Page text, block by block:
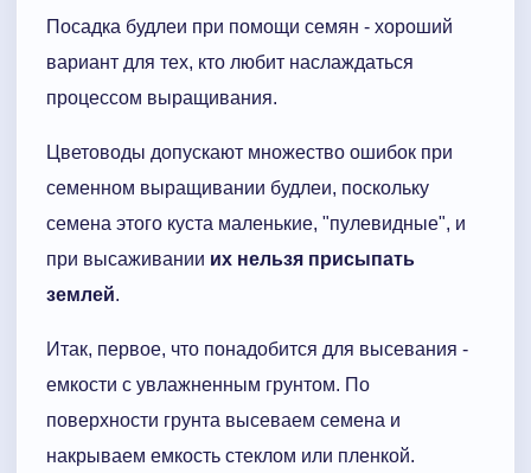
Посадка будлеи при помощи семян - хороший
вариант для тех, кто любит наслаждаться
процессом выращивания.
Цветоводы допускают множество ошибок при
семенном выращивании будлеи, поскольку
семена этого куста маленькие, "пулевидные", и
при высаживании их нельзя присыпать
землей.
Итак, первое, что понадобится для высевания -
емкости с увлажненным грунтом. По
поверхности грунта высеваем семена и
накрываем емкость стеклом или пленкой.